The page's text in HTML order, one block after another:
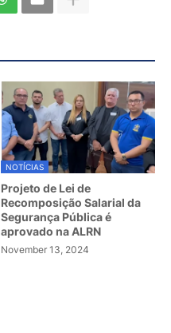
NOTÍCIAS
Projeto de Lei de
Recomposição Salarial da
Segurança Pública é
aprovado na ALRN
November 13, 2024